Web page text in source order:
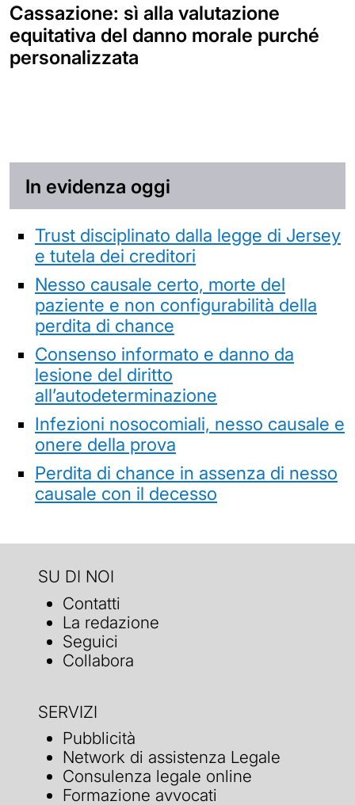
Cassazione: sì alla valutazione
equitativa del danno morale purché
personalizzata
In evidenza oggi
Trust disciplinato dalla legge di Jersey
e tutela dei creditori
Nesso causale certo, morte del
paziente e non configurabilità della
perdita di chance
Consenso informato e danno da
lesione del diritto
all’autodeterminazione
Infezioni nosocomiali, nesso causale e
onere della prova
Perdita di chance in assenza di nesso
causale con il decesso
SU DI NOI
Contatti
La redazione
Seguici
Collabora
SERVIZI
Pubblicità
Network di assistenza Legale
Consulenza legale online
Formazione avvocati